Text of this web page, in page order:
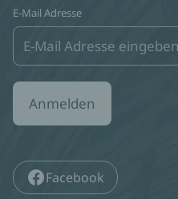
E-Mail Adresse
Anmelden
Facebook